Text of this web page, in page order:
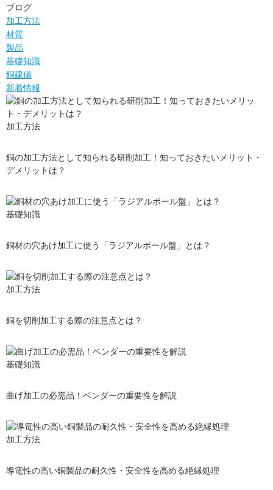
ブログ
加工方法
材質
製品
基礎知識
銅建値
新着情報
加工方法
銅の加工方法として知られる研削加工！知っておきたいメリット・
デメリットは？
基礎知識
銅材の穴あけ加工に使う「ラジアルボール盤」とは？
加工方法
銅を切削加工する際の注意点とは？
基礎知識
曲げ加工の必需品！ベンダーの重要性を解説
加工方法
導電性の高い銅製品の耐久性・安全性を高める絶縁処理